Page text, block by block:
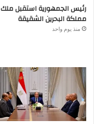
رئيس الجمهورية استقبل ملك
مملكة البحرين الشقيقة
منذ يوم واحد